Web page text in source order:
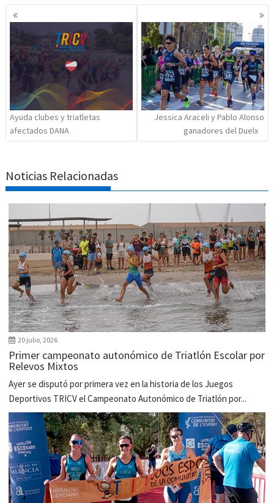
Navegación
de
entradas
Ayuda clubes y triatletas
afectados DANA
Jessica Araceli y Pablo Alonso
ganadores del Duelx
Noticias Relacionadas
20 julio, 2026
Primer campeonato autonómico de Triatlón Escolar por
Relevos Mixtos
Ayer se disputó por primera vez en la historia de los Juegos
Deportivos TRICV el Campeonato Autonómico de Triatlón por...